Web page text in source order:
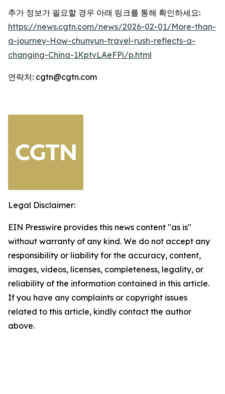
추가 정보가 필요할 경우 아래 링크를 통해 확인하세요:
https://news.cgtn.com/news/2026-02-01/More-than-
a-journey-How-chunyun-travel-rush-reflects-a-
changing-China-1KptvLAeFPi/p.html
연락처: cgtn@cgtn.com
Legal Disclaimer:
EIN Presswire provides this news content "as is"
without warranty of any kind. We do not accept any
responsibility or liability for the accuracy, content,
images, videos, licenses, completeness, legality, or
reliability of the information contained in this article.
If you have any complaints or copyright issues
related to this article, kindly contact the author
above.